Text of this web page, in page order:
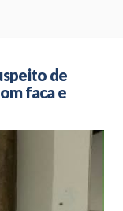
de
faca e